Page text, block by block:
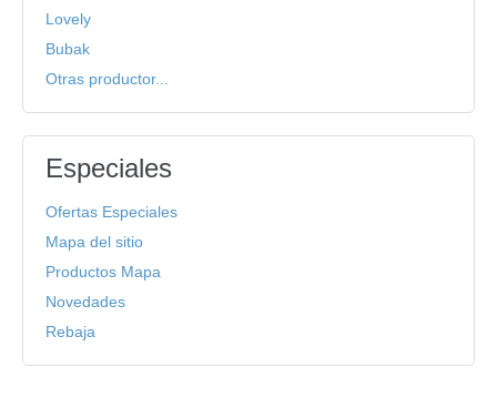
Lovely
Bubak
Otras productor...
Especiales
Ofertas Especiales
Mapa del sitio
Productos Mapa
Novedades
Rebaja